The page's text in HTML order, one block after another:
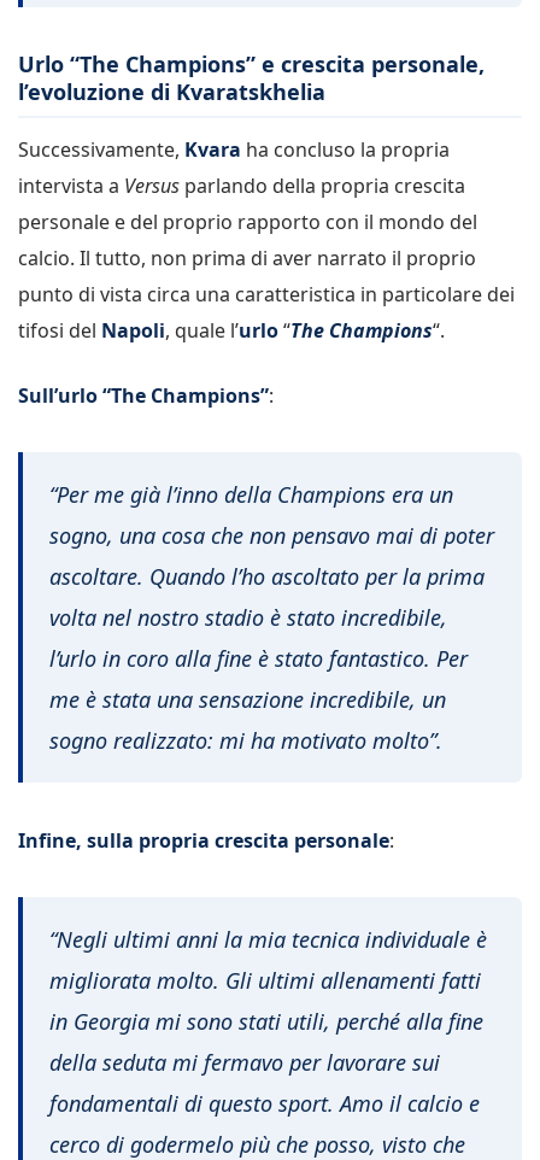
Urlo “The Champions” e crescita personale,
l’evoluzione di Kvaratskhelia
Successivamente, Kvara ha concluso la propria
intervista a Versus parlando della propria crescita
personale e del proprio rapporto con il mondo del
calcio. Il tutto, non prima di aver narrato il proprio
punto di vista circa una caratteristica in particolare dei
tifosi del Napoli, quale l’urlo“The Champions“.
Sull’urlo “The Champions”:
“Per me già l’inno della Champions era un
sogno, una cosa che non pensavo mai di poter
ascoltare. Quando l’ho ascoltato per la prima
volta nel nostro stadio è stato incredibile,
l’urlo in coro alla fine è stato fantastico. Per
me è stata una sensazione incredibile, un
sogno realizzato: mi ha motivato molto”.
Infine, sulla propria crescita personale:
“Negli ultimi anni la mia tecnica individuale è
migliorata molto. Gli ultimi allenamenti fatti
in Georgia mi sono stati utili, perché alla fine
della seduta mi fermavo per lavorare sui
fondamentali di questo sport. Amo il calcio e
cerco di godermelo più che posso, visto che